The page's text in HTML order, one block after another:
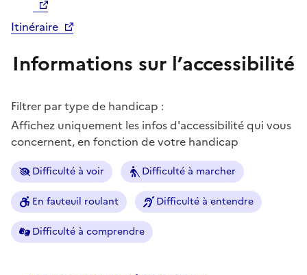
Itinéraire
Informations sur l’accessibilité
Filtrer par type de handicap :
Affichez uniquement les infos d'accessibilité qui vous
concernent, en fonction de votre handicap
Difficulté à voir Difficulté à marcher
En fauteuil roulant Difficulté à entendre
Difficulté à comprendre